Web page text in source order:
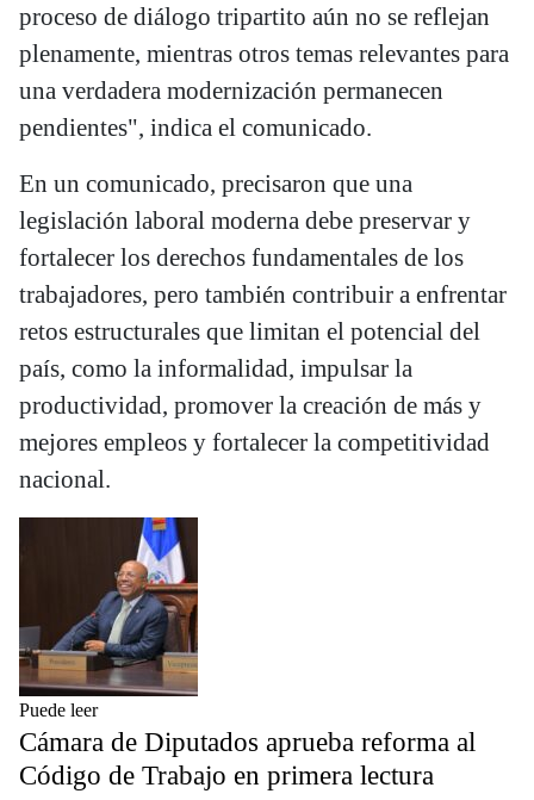
proceso de diálogo tripartito aún no se reflejan
plenamente, mientras otros temas relevantes para
una verdadera modernización permanecen
pendientes", indica el comunicado.
En un comunicado, precisaron que una
legislación laboral moderna debe preservar y
fortalecer los derechos fundamentales de los
trabajadores, pero también contribuir a enfrentar
retos estructurales que limitan el potencial del
país, como la informalidad, impulsar la
productividad, promover la creación de más y
mejores empleos y fortalecer la competitividad
nacional.
Puede leer
Cámara de Diputados aprueba reforma al
Código de Trabajo en primera lectura